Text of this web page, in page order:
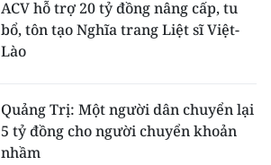
ACV hỗ trợ 20 tỷ đồng nâng cấp, tu
bổ, tôn tạo Nghĩa trang Liệt sĩ Việt-
Lào
Quảng Trị: Một người dân chuyển lại
5 tỷ đồng cho người chuyển khoản
nhầm